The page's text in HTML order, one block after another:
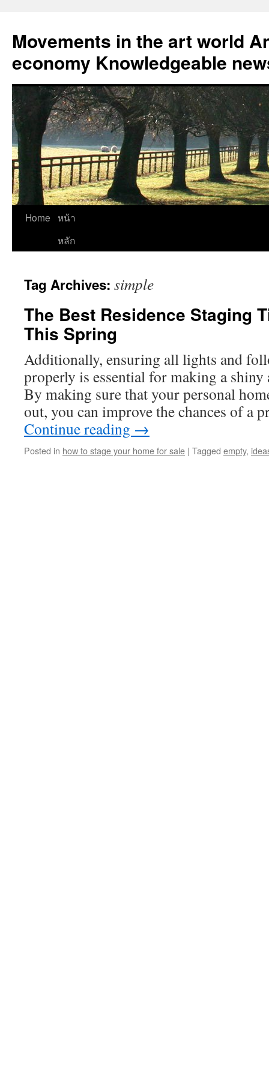
content
Movements in the art world
economy Knowledgeable
Home หน้า
หลัก
Tag Archives: simple
The Best Residence Staging
This Spring
Additionally, ensuring all lights and
properly is essential for making a
By making sure that your personal
out, you can improve the chances of a
Continue reading →
Posted in how to stage your home for sale | Tagged empty,